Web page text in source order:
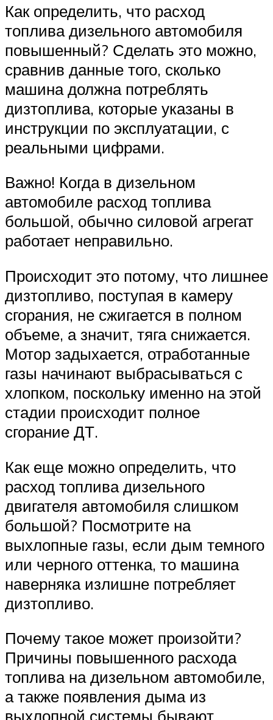
Как определить, что расход
топлива дизельного автомобиля
повышенный? Сделать это можно,
сравнив данные того, сколько
машина должна потреблять
дизтоплива, которые указаны в
инструкции по эксплуатации, с
реальными цифрами.
Важно! Когда в дизельном
автомобиле расход топлива
большой, обычно силовой агрегат
работает неправильно.
Происходит это потому, что лишнее
дизтопливо, поступая в камеру
сгорания, не сжигается в полном
объеме, а значит, тяга снижается.
Мотор задыхается, отработанные
газы начинают выбрасываться с
хлопком, поскольку именно на этой
стадии происходит полное
сгорание ДТ.
Как еще можно определить, что
расход топлива дизельного
двигателя автомобиля слишком
большой? Посмотрите на
выхлопные газы, если дым темного
или черного оттенка, то машина
наверняка излишне потребляет
дизтопливо.
Почему такое может произойти?
Причины повышенного расхода
топлива на дизельном автомобиле,
а также появления дыма из
выхлопной системы бывают